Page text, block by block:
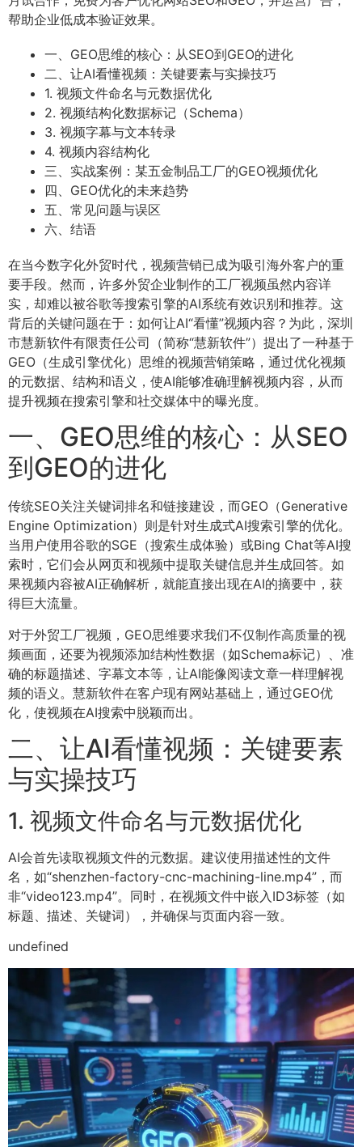
帮助企业低成本验证效果。
一、GEO思维的核心：从SEO到GEO的进化
二、让AI看懂视频：关键要素与实操技巧
1. 视频文件命名与元数据优化
2. 视频结构化数据标记（Schema）
3. 视频字幕与文本转录
4. 视频内容结构化
三、实战案例：某五金制品工厂的GEO视频优化
四、GEO优化的未来趋势
五、常见问题与误区
六、结语
在当今数字化外贸时代，视频营销已成为吸引海外客户的重
要手段。然而，许多外贸企业制作的工厂视频虽然内容详
实，却难以被谷歌等搜索引擎的AI系统有效识别和推荐。这
背后的关键问题在于：如何让AI“看懂”视频内容？为此，深圳
市慧新软件有限责任公司（简称“慧新软件”）提出了一种基于
GEO（生成引擎优化）思维的视频营销策略，通过优化视频
的元数据、结构和语义，使AI能够准确理解视频内容，从而
提升视频在搜索引擎和社交媒体中的曝光度。
一、GEO思维的核心：从SEO
到GEO的进化
传统SEO关注关键词排名和链接建设，而GEO（Generative
Engine Optimization）则是针对生成式AI搜索引擎的优化。
当用户使用谷歌的SGE（搜索生成体验）或Bing Chat等AI搜
索时，它们会从网页和视频中提取关键信息并生成回答。如
果视频内容被AI正确解析，就能直接出现在AI的摘要中，获
得巨大流量。
对于外贸工厂视频，GEO思维要求我们不仅制作高质量的视
频画面，还要为视频添加结构性数据（如Schema标记）、准
确的标题描述、字幕文本等，让AI能像阅读文章一样理解视
频的语义。慧新软件在客户现有网站基础上，通过GEO优
化，使视频在AI搜索中脱颖而出。
二、让AI看懂视频：关键要素
与实操技巧
1. 视频文件命名与元数据优化
AI会首先读取视频文件的元数据。建议使用描述性的文件
名，如“shenzhen-factory-cnc-machining-line.mp4”，而
非“video123.mp4”。同时，在视频文件中嵌入ID3标签（如
标题、描述、关键词），并确保与页面内容一致。
undefined